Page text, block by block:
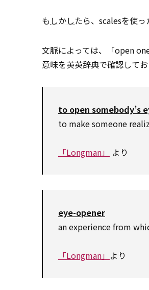
も しかしたら、scalesを使
文脈によっては、「open
意味を英英辞典で確認して
to open somebody’s
to make someone
「Longman」 より
eye-opener
an experience from
「Longman」 より